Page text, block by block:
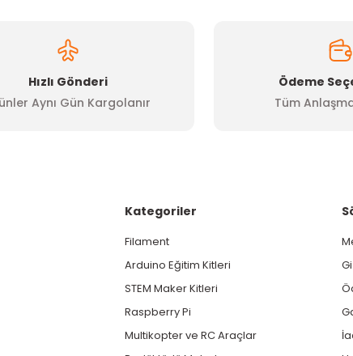
Hızlı Gönderi
Aynı Gün Kargolanır
Ödeme
Tüm
Kategoriler
Filament
Arduino Eğitim Kitleri
STEM Maker Kitleri
Raspberry Pi
Multikopter ve RC Araçlar